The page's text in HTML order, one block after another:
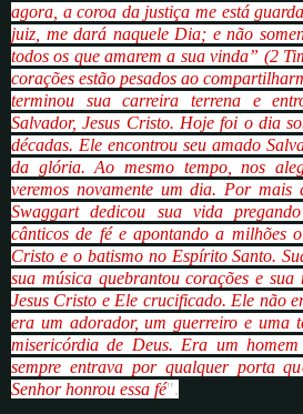
agora, a coroa da justiça me está
juiz, me dará naquele Dia; e não
todos os que amarem a sua vinda” (2
corações estão pesados ao
terminou sua carreira terrena e
Salvador, Jesus Cristo. Hoje foi o dia
décadas. Ele encontrou seu amado
da glória. Ao mesmo tempo, nos
veremos novamente um dia. Por mais
Swaggart dedicou sua vida
cânticos de fé e apontando a milhões
Cristo e o batismo no Espírito Santo.
sua música quebrantou corações e sua
Jesus Cristo e Ele crucificado. Ele não
era um adorador, um guerreiro e uma
misericórdia de Deus. Era um
sempre entrava por qualquer porta
Senhor honrou essa fé".